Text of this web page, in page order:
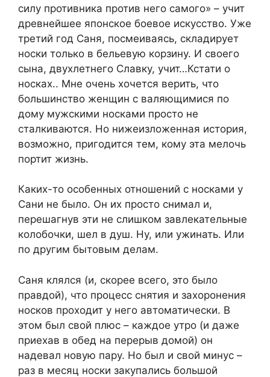
силу противника против него самого» – учит
древнейшее японское боевое искусство. Уже
третий год Саня, посмеиваясь, складирует
носки только в бельевую корзину. И своего
сына, двухлетнего Славку, учит…Кстати о
носках.. Мне очень хочется верить, что
большинство женщин с валяющимися по
дому мужскими носками просто не
сталкиваются. Но нижеизложенная история,
возможно, пригодится тем, кому эта мелочь
портит жизнь.
Каких-то особенных отношений с носками у
Сани не было. Он их просто снимал и,
перешагнув эти не слишком завлекательные
колобочки, шел в душ. Ну, или ужинать. Или
по другим бытовым делам.
Саня клялся (и, скорее всего, это было
правдой), что процесс снятия и захоронения
носков проходит у него автоматически. В
этом был свой плюс – каждое утро (и даже
приехав в обед на перерыв домой) он
надевал новую пару. Но был и свой минус –
раз в месяц носки закупались большой